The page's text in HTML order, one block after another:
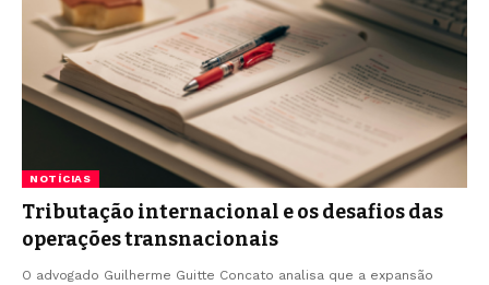
NOTÍCIAS
Tributação internacional e os desafios das
operações transnacionais
O advogado Guilherme Guitte Concato analisa que a expansão